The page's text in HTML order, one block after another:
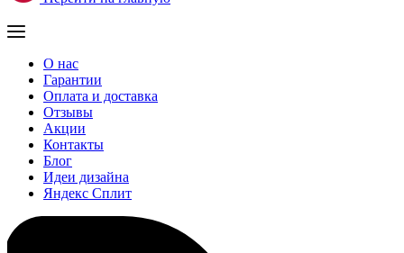
О нас
Гарантии
Оплата и доставка
Отзывы
Акции
Контакты
Блог
Идеи дизайна
Яндекс Сплит